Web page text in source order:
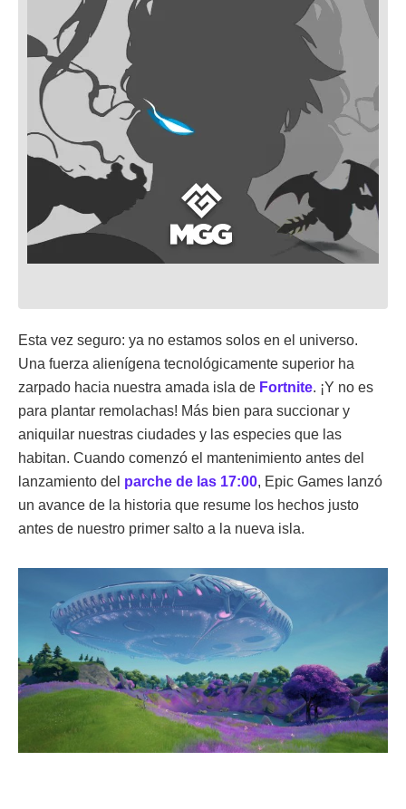
Esta vez seguro: ya no estamos solos en el universo.
Una fuerza alienígena tecnológicamente superior ha
zarpado hacia nuestra amada isla de Fortnite. ¡Y no es
para plantar remolachas! Más bien para succionar y
aniquilar nuestras ciudades y las especies que las
habitan. Cuando comenzó el mantenimiento antes del
lanzamiento del parche de las 17:00, Epic Games lanzó
un avance de la historia que resume los hechos justo
antes de nuestro primer salto a la nueva isla.